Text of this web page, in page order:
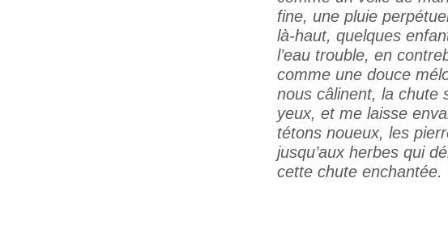
fine, une pluie
là-haut, quelques
l’eau trouble, en
comme une douce
nous câlinent, la chute
yeux, et me laisse
tétons noueux, les
jusqu’aux herbes qui
cette chute enchantée.